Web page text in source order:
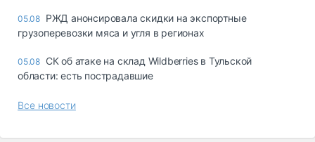
05.08 РЖД анонсировала скидки на экспортные
грузоперевозки мяса и угля в регионах
05.08 СК об атаке на склад Wildberries в Тульской
области: есть пострадавшие
Все новости